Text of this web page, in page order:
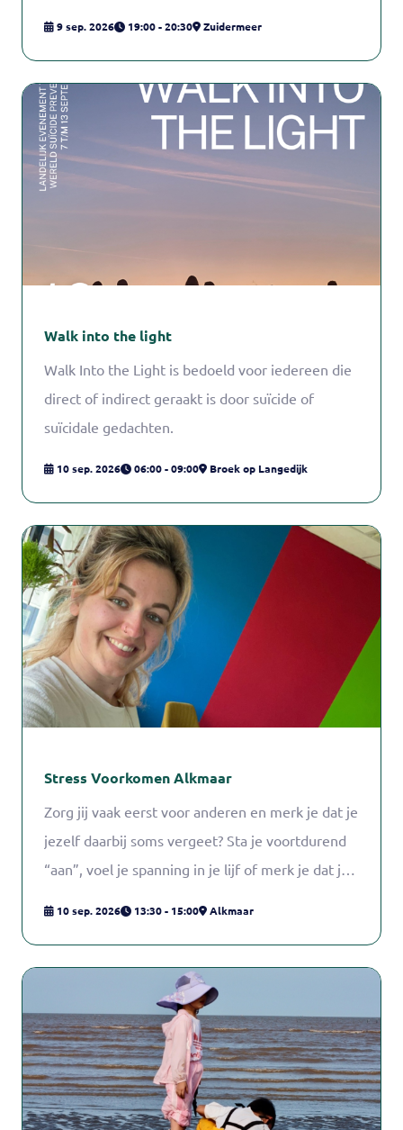
ervaar je in korte tijd dat schrijven niet alleen
een fijne uitlaatklep is maar ook helderheid,
energie en vertrouwen geeft. Voor deze
workshop is geen bijzondere schrijfervaring
vanzelf schrijven.
9 sep. 2026 19:00 - 20:30 Zuidermeer
Walk into the light
Walk Into the Light is bedoeld voor iedereen die
direct of indirect geraakt is door suïcide of
suïcidale gedachten.
10 sep. 2026 06:00 - 09:00 Broek op Langedijk
Stress Voorkomen Alkmaar
Zorg jij vaak eerst voor anderen en merk je dat je
jezelf daarbij soms vergeet? Sta je voortdurend
“aan”, voel je spanning in je lijf of merk je dat je
opstapelen. En dat is helemaal niet vreemd.
Stress voorkomen is geen kwestie van nóg meer
moeten, maar van beter leren herkennen wat jij
nodig hebt. Wat kost je energie, en wat geeft
juist ruimte en rust? Tijdens deze praktische
10 sep. 2026 13:30 - 15:00 Alkmaar